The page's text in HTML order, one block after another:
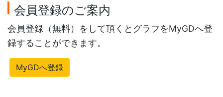
会員登録のご案内
会員登録（無料）をして頂くとグラフをMyGDへ登
録することができます。
MyGDへ登録